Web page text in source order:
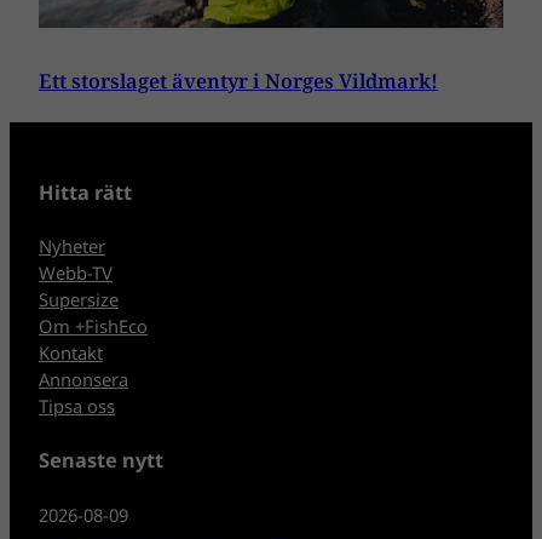
Ett storslaget äventyr i Norges Vildmark!
Hitta rätt
Nyheter
Webb-TV
Supersize
Om +FishEco
Kontakt
Annonsera
Tipsa oss
Senaste nytt
2026-08-09